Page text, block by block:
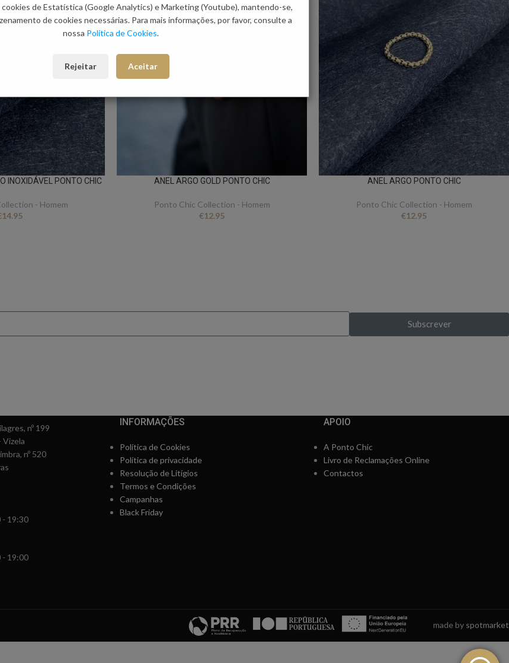
INOXIDÁVEL PONTO CHIC
- Homem
14.95
ANEL ARGO GOLD PONTO CHIC
Ponto Chic Collection - Homem
€12.95
ANEL ARGO PONTO CHIC
Ponto Chic Collection - Homem
€12.95
Subscrever
nº 199
Vizela
nº 520
- 19:30
- 19:00
INFORMAÇÕES
Política de Cookies
Política de privacidade
Resolução de Litígios
Termos e Condições
Campanhas
Black Friday
APOIO
A Ponto Chic
Livro de Reclamações Online
Contactos
made by spotmarket
cookies de Estatística (Google Analytics) e Marketing (Youtube), mantendo-se,
de cookies necessárias. Para mais informações, por favor, consulte a
nossa Política de Cookies.
Rejeitar Aceitar